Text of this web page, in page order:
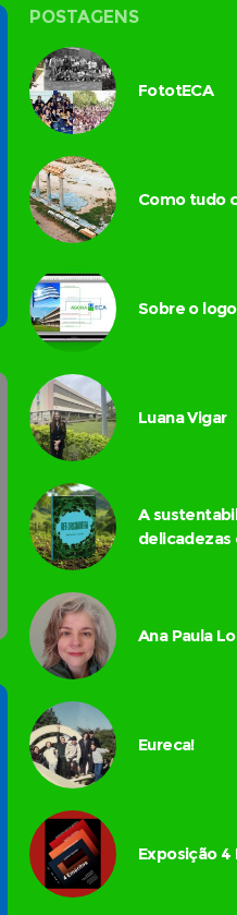
POSTAGENS
FototECA
Como tudo
Sobre o
Luana Vigar
A
Ana Paula
Eureca!
Exposição